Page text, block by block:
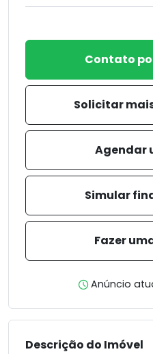
Contato
Solicitar
Agendar
Simular
Fazer
Anúncio
Descrição do Imóvel